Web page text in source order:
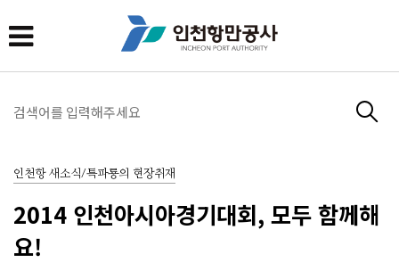
인천항 새소식/특파룡의 현장취재
2014 인천아시아경기대회, 모두 함께해
요!